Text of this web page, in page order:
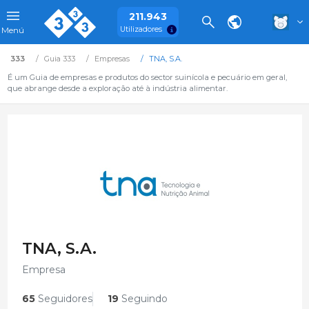
Menú
211.943
Utilizadores
333 Guia 333 Empresas
TNA, S.A.
É um Guia de empresas e produtos do sector suinícola e pecuário em geral,
que abrange desde a exploração até à indústria alimentar.
TNA, S.A.
Empresa
65Seguidores 19 Seguindo